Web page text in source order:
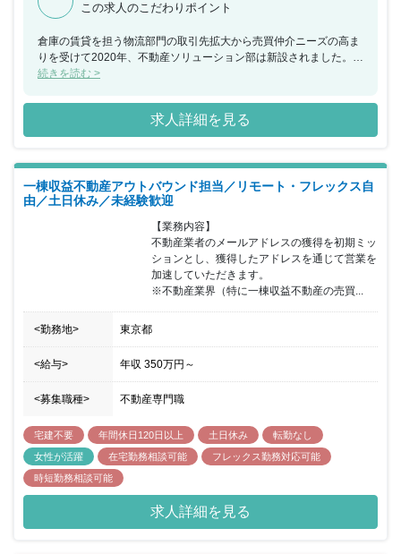
この求人のこだわりポイント
倉庫の賃貸を担う物流部門の取引先拡大から売買仲介ニーズの高ま
りを受けて2020年、不動産ソリューション部は新設されました。
私達のクライアント先は、物流を含む産業用不動産に関わる一般事
や実需利用、開発等、多種多様なニーズに対応するためアセット種
別や価格帯に関わらず取り組み、地域は北海道から沖縄まで全国に
及びます。 また併せて売買事業への取り組みと、リーシング事業を
特徴です。 私達は様々な情報を部署を超えて共有し合い、皆で大き
な成果を享受できるよう業務環境整備を日々進めています。 不動産
ビジネスのグローバリゼーションを念頭にソリューション事業の拡
情熱も必要だと考えております。 これまで培った経験を活かしたい
方だけでなく、スキル向上を目指す方も業務やコミュニケーション
を通して様々な経験が積める環境です。
続きを読む >
求人詳細を見る
一棟収益不動産アウトバウンド担当／リモート・フレックス自
由／土日休み／未経験歓迎
【業務内容】
不動産業者のメールアドレスの獲得を初期ミッ
ションとし、獲得したアドレスを通じて営業を
加速していただきます。
※不動産業界（特に一棟収益不動産の売買...
<勤務地> 東京都
<給与> 年収 350万円 ～
<募集職種> 不動産専門職
宅建不要 年間休日120日以上 土日休み
転勤なし
女性が活躍
在宅勤務相談可能
フレックス勤務対応可能
時短勤務相談可能
求人詳細を見る